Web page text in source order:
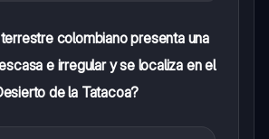
colombiano presenta una
e irregular y se localiza en el
de la Tatacoa?